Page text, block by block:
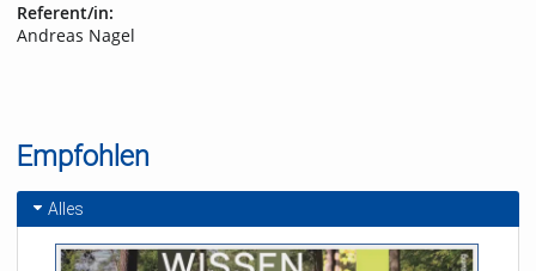
Referent/in:
Andreas Nagel
Empfohlen
Alles